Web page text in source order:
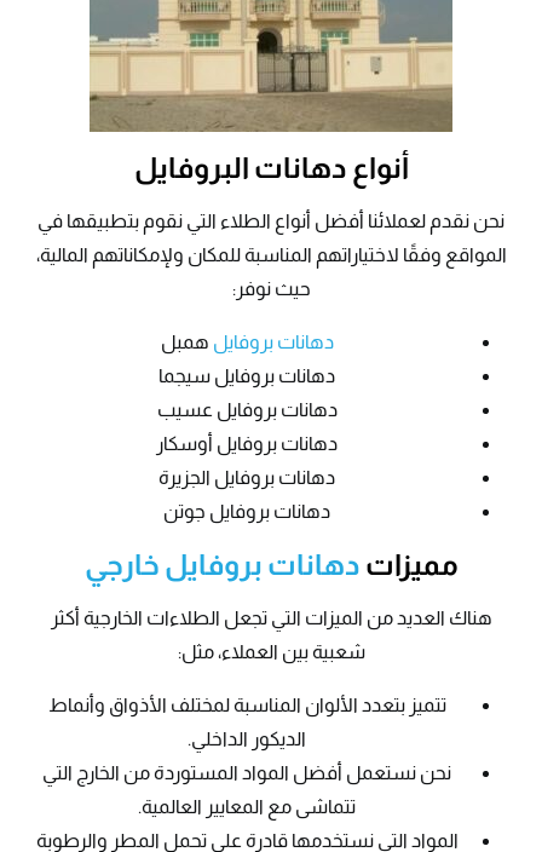
أنواع دهانات البروفايل
نحن نقدم لعملائنا أفضل أنواع الطلاء التي نقوم بتطبيقها في
المواقع وفقًا لاختياراتهم المناسبة للمكان ولإمكاناتهم المالية،
حيث نوفر:
دهانات بروفايل همبل
دهانات بروفايل سيجما
دهانات بروفايل عسيب
دهانات بروفايل أوسكار
دهانات بروفايل الجزيرة
دهانات بروفايل جوتن
مميزات دهانات بروفايل خارجي
هناك العديد من الميزات التي تجعل الطلاءات الخارجية أكثر
شعبية بين العملاء، مثل:
تتميز بتعدد الألوان المناسبة لمختلف الأذواق وأنماط
الديكور الداخلي.
نحن نستعمل أفضل المواد المستوردة من الخارج التي
تتماشى مع المعايير العالمية.
المواد التي نستخدمها قادرة على تحمل المطر والرطوبة